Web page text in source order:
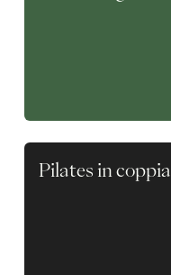
Pilates in coppia